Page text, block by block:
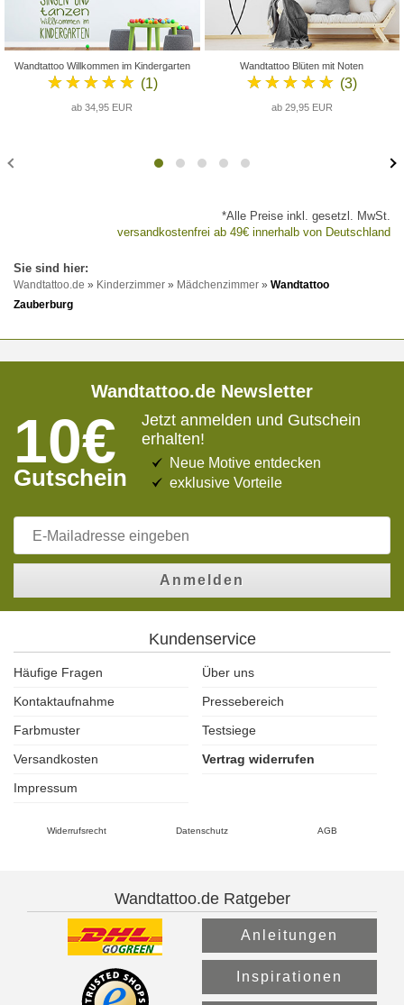
Wandtattoo Willkommen im Kindergarten
★★★★★ (1)
ab 34,95 EUR
Wandtattoo Blüten mit Noten
★★★★★ (3)
ab 29,95 EUR
*Alle Preise inkl. gesetzl. MwSt.
versandkostenfrei ab 49€ innerhalb von Deutschland
Wandtattoo.de » Kinderzimmer » Mädchenzimmer » Wandtattoo
Zauberburg
Wandtattoo.de Newsletter
10€
Gutschein
Jetzt anmelden und Gutschein
erhalten!
Neue Motive entdecken
exklusive Vorteile
Anmelden
Kundenservice
Häufige Fragen
Über uns
Kontaktaufnahme
Pressebereich
Farbmuster
Testsiege
Versandkosten
Vertrag widerrufen
Impressum
Widerrufsrecht Datenschutz AGB
Wandtattoo.de Ratgeber
Anleitungen
Inspirationen